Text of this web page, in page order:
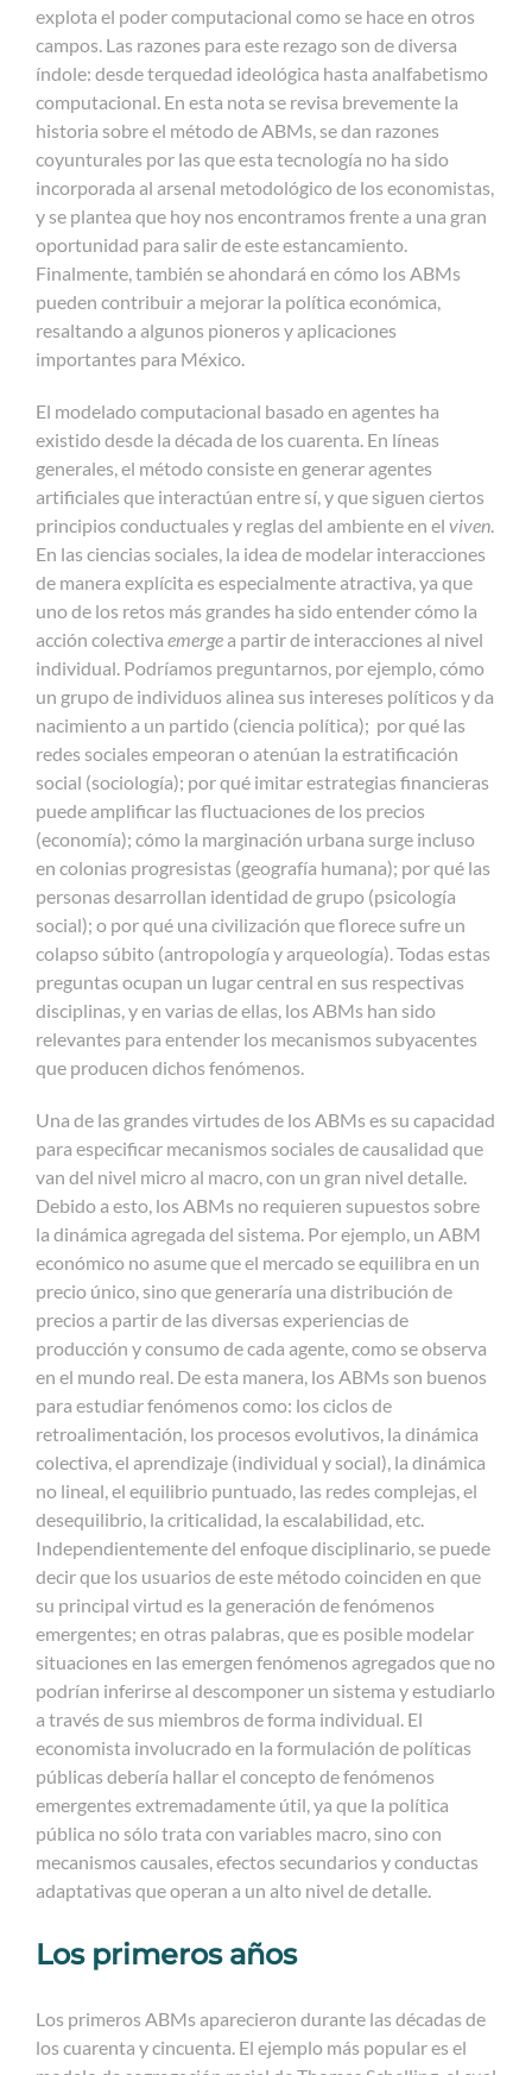
explota el poder computacional como se hace en otros
campos. Las razones para este rezago son de diversa
índole: desde terquedad ideológica hasta analfabetismo
computacional. En esta nota se revisa brevemente la
historia sobre el método de ABMs, se dan razones
coyunturales por las que esta tecnología no ha sido
incorporada al arsenal metodológico de los economistas,
y se plantea que hoy nos encontramos frente a una gran
oportunidad para salir de este estancamiento.
Finalmente, también se ahondará en cómo los ABMs
pueden contribuir a mejorar la política económica,
resaltando a algunos pioneros y aplicaciones
importantes para México.
El modelado computacional basado en agentes ha
existido desde la década de los cuarenta. En líneas
generales, el método consiste en generar agentes
artificiales que interactúan entre sí, y que siguen ciertos
principios conductuales y reglas del ambiente en el viven.
En las ciencias sociales, la idea de modelar interacciones
de manera explícita es especialmente atractiva, ya que
uno de los retos más grandes ha sido entender cómo la
acción colectiva emerge a partir de interacciones al nivel
individual. Podríamos preguntarnos, por ejemplo, cómo
un grupo de individuos alinea sus intereses políticos y da
nacimiento a un partido (ciencia política); por qué las
redes sociales empeoran o atenúan la estratificación
social (sociología); por qué imitar estrategias financieras
puede amplificar las fluctuaciones de los precios
(economía); cómo la marginación urbana surge incluso
en colonias progresistas (geografía humana); por qué las
personas desarrollan identidad de grupo (psicología
social); o por qué una civilización que florece sufre un
colapso súbito (antropología y arqueología). Todas estas
preguntas ocupan un lugar central en sus respectivas
disciplinas, y en varias de ellas, los ABMs han sido
relevantes para entender los mecanismos subyacentes
que producen dichos fenómenos.
Una de las grandes virtudes de los ABMs es su capacidad
para especificar mecanismos sociales de causalidad que
van del nivel micro al macro, con un gran nivel detalle.
Debido a esto, los ABMs no requieren supuestos sobre
la dinámica agregada del sistema. Por ejemplo, un ABM
económico no asume que el mercado se equilibra en un
precio único, sino que generaría una distribución de
precios a partir de las diversas experiencias de
producción y consumo de cada agente, como se observa
en el mundo real. De esta manera, los ABMs son buenos
para estudiar fenómenos como: los ciclos de
retroalimentación, los procesos evolutivos, la dinámica
colectiva, el aprendizaje (individual y social), la dinámica
no lineal, el equilibrio puntuado, las redes complejas, el
desequilibrio, la criticalidad, la escalabilidad, etc.
Independientemente del enfoque disciplinario, se puede
decir que los usuarios de este método coinciden en que
su principal virtud es la generación de fenómenos
emergentes; en otras palabras, que es posible modelar
situaciones en las emergen fenómenos agregados que no
podrían inferirse al descomponer un sistema y estudiarlo
a través de sus miembros de forma individual. El
economista involucrado en la formulación de políticas
públicas debería hallar el concepto de fenómenos
emergentes extremadamente útil, ya que la política
pública no sólo trata con variables macro, sino con
mecanismos causales, efectos secundarios y conductas
adaptativas que operan a un alto nivel de detalle.
Los primeros años
Los primeros ABMs aparecieron durante las décadas de
los cuarenta y cincuenta. El ejemplo más popular es el